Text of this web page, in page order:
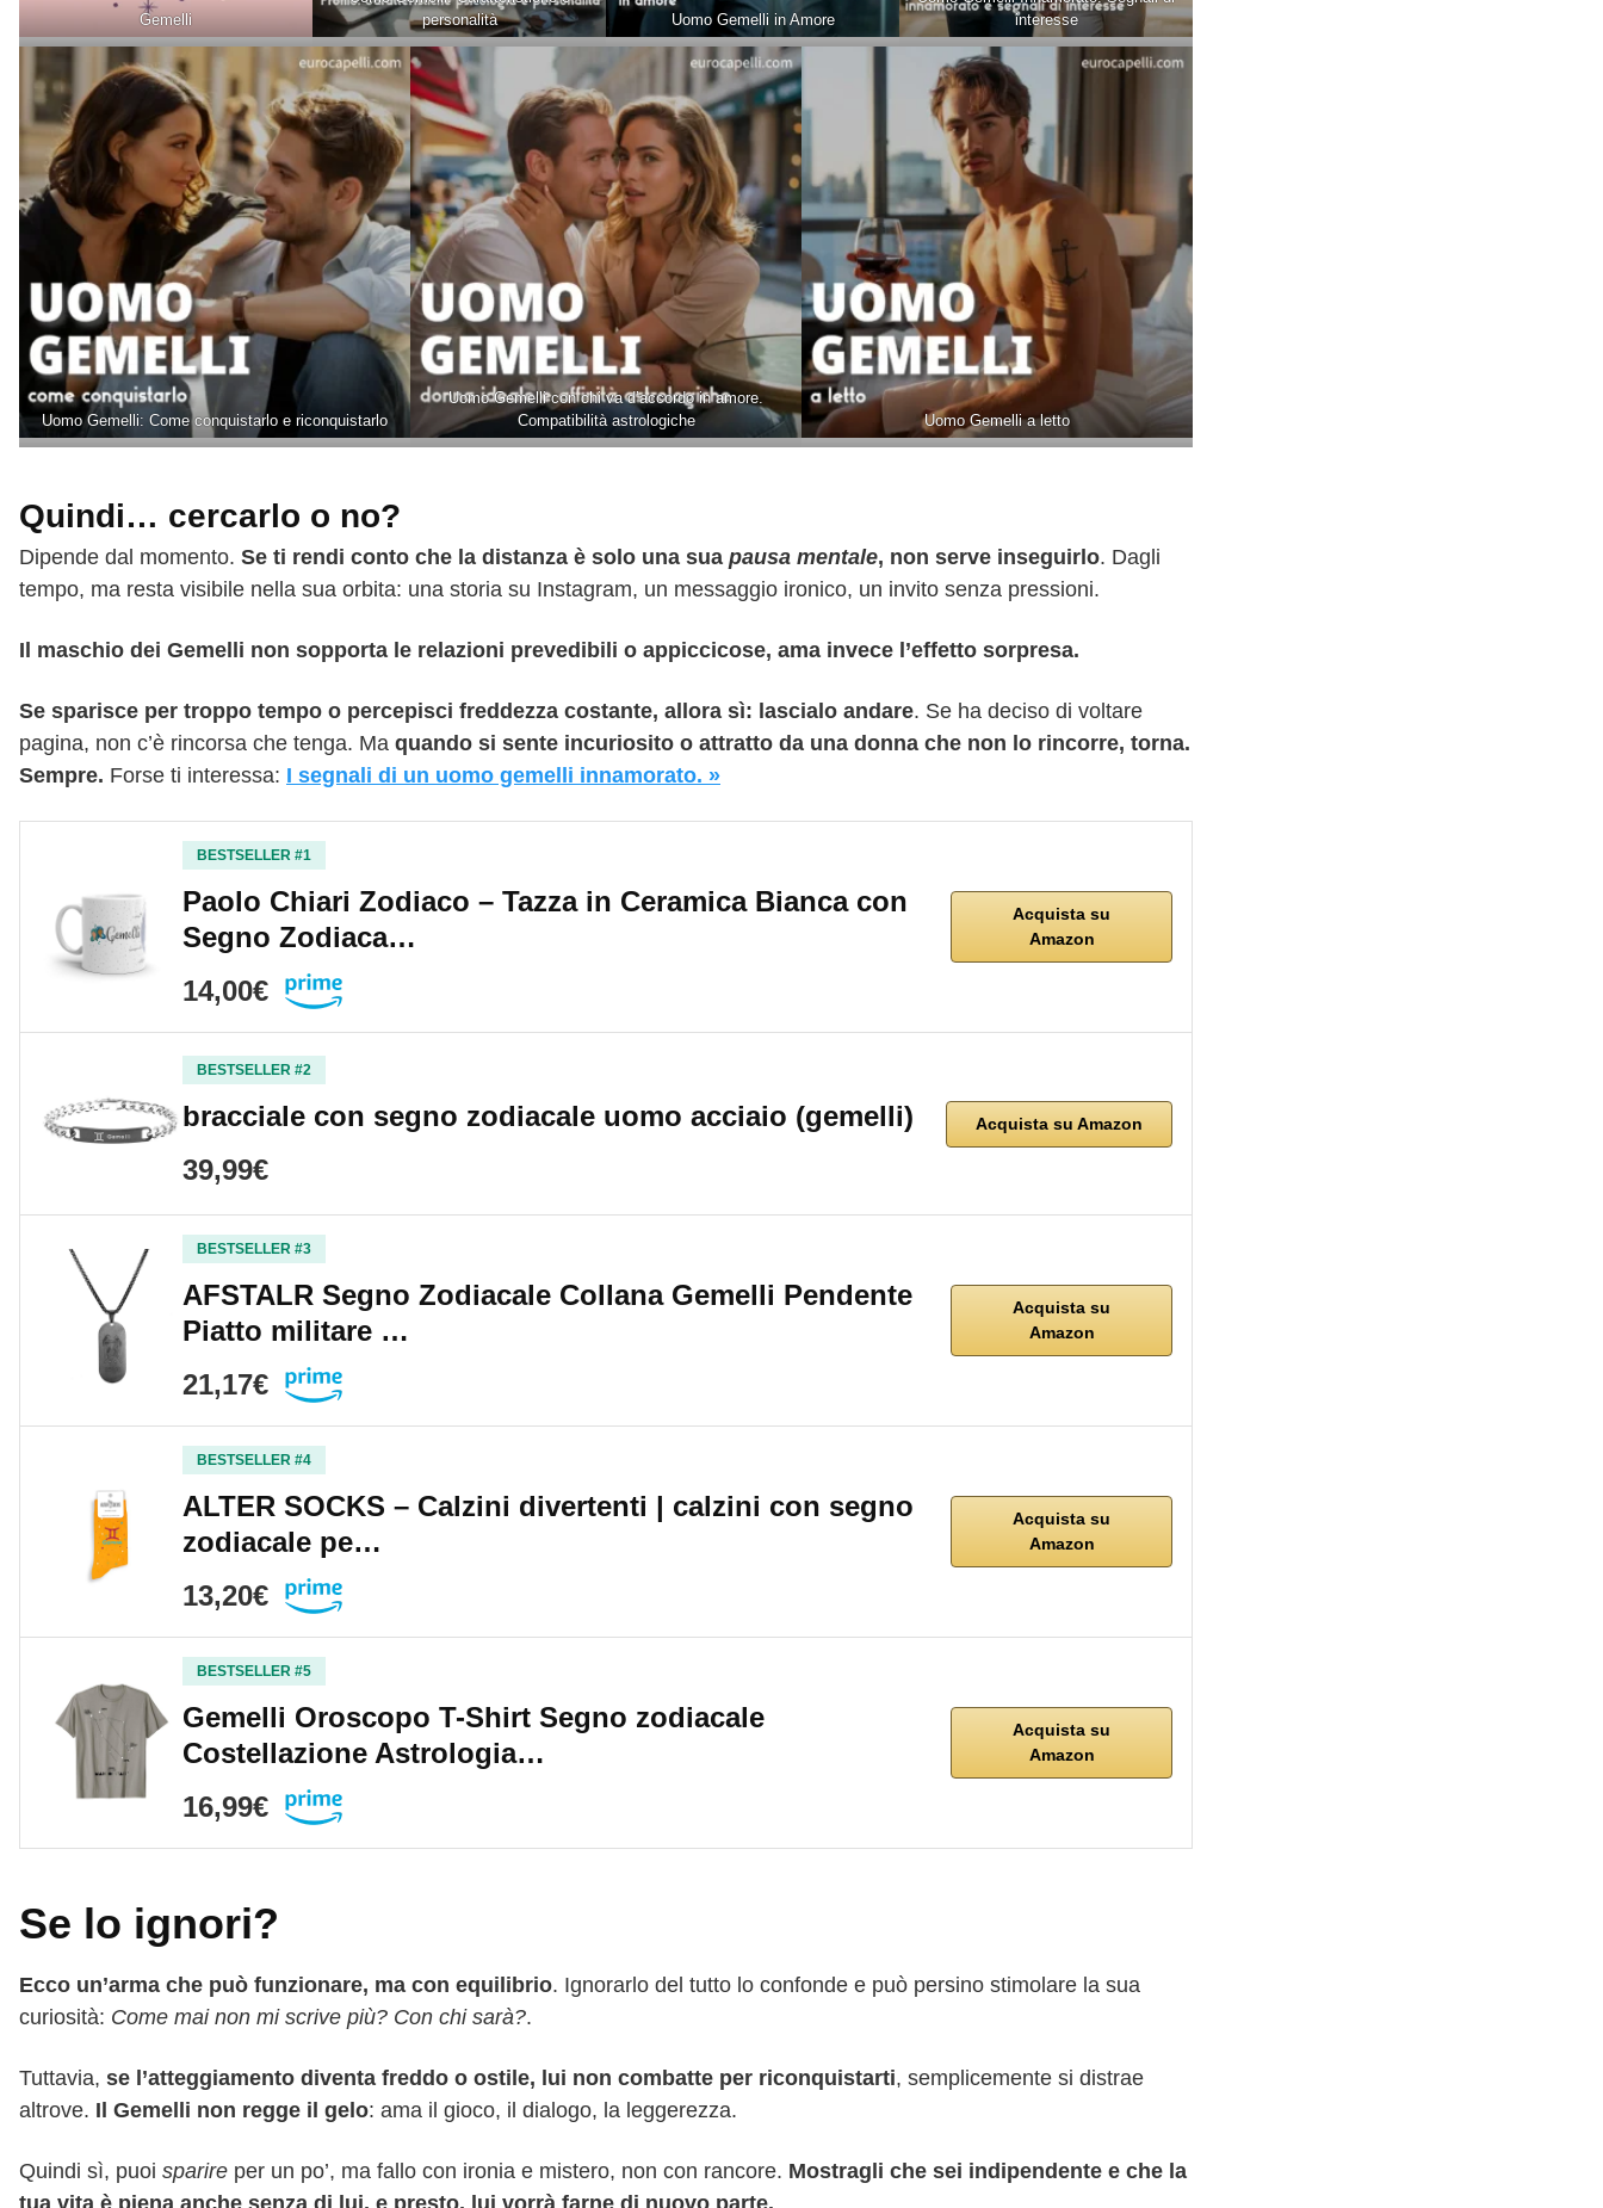
Gemelli
personalità
Uomo Gemelli in Amore
interesse
Uomo Gemelli: Come conquistarlo e riconquistarlo
Uomo Gemelli con chi va d’accordo in amore.
Compatibilità astrologiche
Uomo Gemelli a letto
Quindi… cercarlo o no?
Dipende dal momento. Se ti rendi conto che la distanza è solo una sua pausa mentale, non serve inseguirlo. Dagli
tempo, ma resta visibile nella sua orbita: una storia su Instagram, un messaggio ironico, un invito senza pressioni.
Il maschio dei Gemelli non sopporta le relazioni prevedibili o appiccicose, ama invece l’effetto sorpresa.
Se sparisce per troppo tempo o percepisci freddezza costante, allora sì: lascialo andare. Se ha deciso di voltare
pagina, non c’è rincorsa che tenga. Ma quando si sente incuriosito o attratto da una donna che non lo rincorre, torna.
Sempre. Forse ti interessa: I segnali di un uomo gemelli innamorato. »
BESTSELLER #1
Paolo Chiari Zodiaco – Tazza in Ceramica Bianca con
Segno Zodiaca…
14,00€
Acquista su
Amazon
BESTSELLER #2
bracciale con segno zodiacale uomo acciaio (gemelli)
39,99€
Acquista su Amazon
BESTSELLER #3
AFSTALR Segno Zodiacale Collana Gemelli Pendente
Piatto militare …
21,17€
Acquista su
Amazon
BESTSELLER #4
ALTER SOCKS – Calzini divertenti | calzini con segno
zodiacale pe…
13,20€
Acquista su
Amazon
BESTSELLER #5
Gemelli Oroscopo T-Shirt Segno zodiacale
Costellazione Astrologia…
16,99€
Acquista su
Amazon
Se lo ignori?
Ecco un’arma che può funzionare, ma con equilibrio. Ignorarlo del tutto lo confonde e può persino stimolare la sua
curiosità: Come mai non mi scrive più? Con chi sarà?.
Tuttavia, se l’atteggiamento diventa freddo o ostile, lui non combatte per riconquistarti, semplicemente si distrae
altrove. Il Gemelli non regge il gelo: ama il gioco, il dialogo, la leggerezza.
Quindi sì, puoi sparire per un po’, ma fallo con ironia e mistero, non con rancore. Mostragli che sei indipendente e che la
tua vita è piena anche senza di lui, e presto, lui vorrà farne di nuovo parte.